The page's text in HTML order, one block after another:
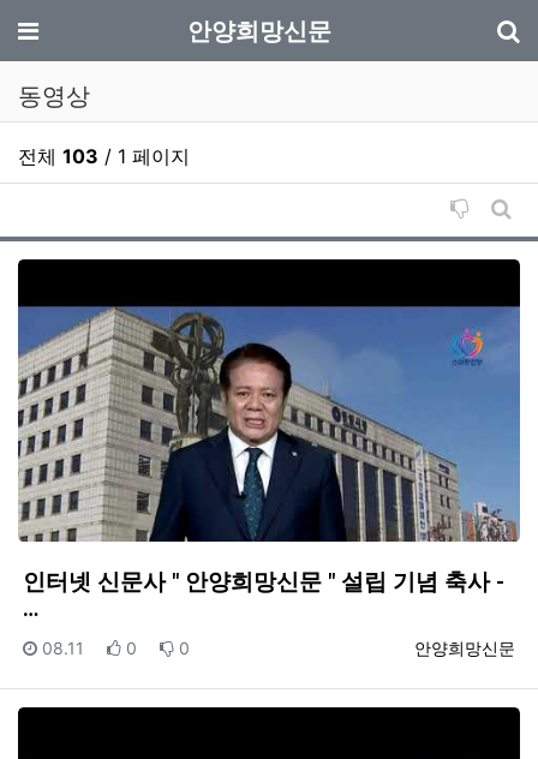
메뉴 안양희망신문
동영상
전체 103 / 1 페이지
비추천
게
인터넷 신문사 " 안양희망신문 " 설립 기념 축사 -
…
등록자
안양희망신문
등록일
08.11 추천
0 비추천
0